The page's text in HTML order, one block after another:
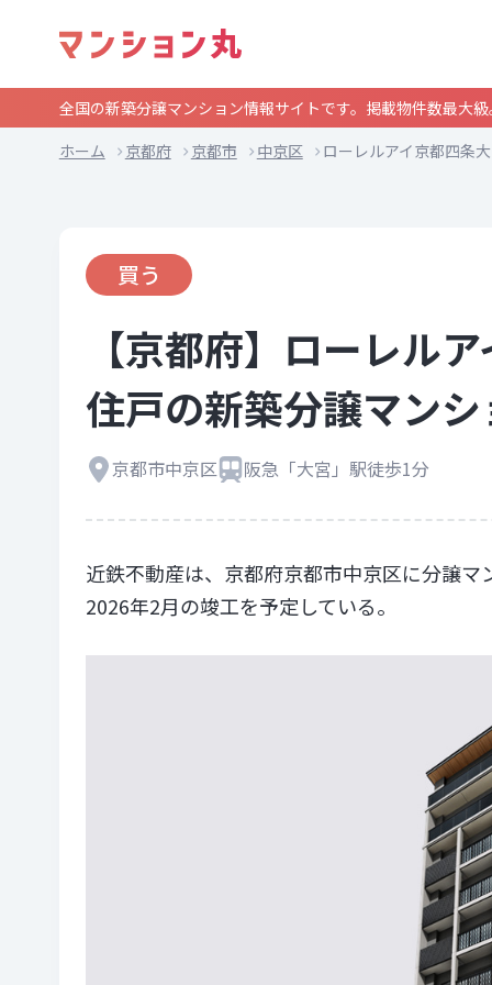
全国の新築分譲マンション情報サイトです。掲載物件数最大
ホーム
京都府 京都市 中京区 ローレルアイ京都四条
買う
【京都府】ローレル
住戸の新築分譲マン
京都市中京区 阪急「大宮」駅徒歩1分
近鉄不動産は、京都府京都市中京区に分譲
2026年2月の竣工を予定している。